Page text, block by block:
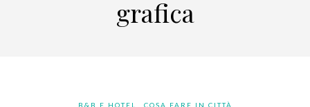
grafica
B&B E HOTEL COSA FARE IN CITTÀ